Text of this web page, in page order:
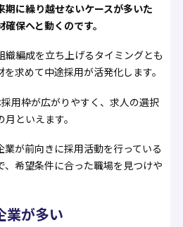
に繰り越せないケースが多いた
保へと動くのです。
織編成を立ち上げるタイミングとも
求めて中途採用が活発化します。
用枠が広がりやすく、求人の選択
といえます。
が前向きに採用活動を行っている
、希望条件に合った職場を見つけや
業が多い